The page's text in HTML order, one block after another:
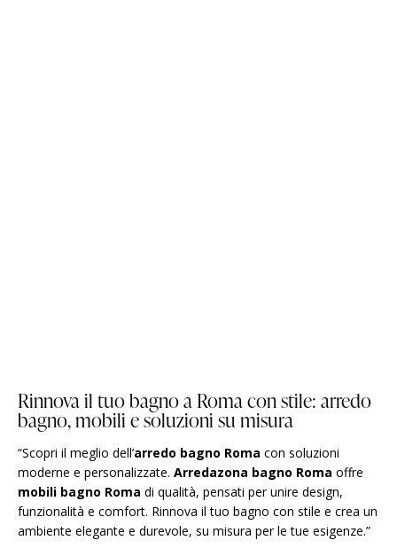
Rinnova il tuo bagno a Roma con stile: arredo
bagno, mobili e soluzioni su misura
“Scopri il meglio dell’arredo bagno Roma con soluzioni
moderne e personalizzate. Arredazona bagno Roma offre
mobili bagno Roma di qualità, pensati per unire design,
funzionalità e comfort. Rinnova il tuo bagno con stile e crea un
ambiente elegante e durevole, su misura per le tue esigenze.”